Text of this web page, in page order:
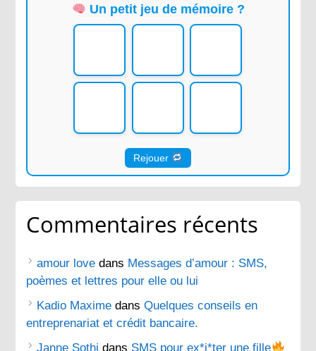
Un petit jeu de mémoire ?
Rejouer
Commentaires récents
amour love dans Messages d’amour : SMS,
poèmes et lettres pour elle ou lui
Kadio Maxime dansQuelques conseils en
entreprenariat et crédit bancaire.
Janne Sothi dans SMS pour ex*i*ter une fille